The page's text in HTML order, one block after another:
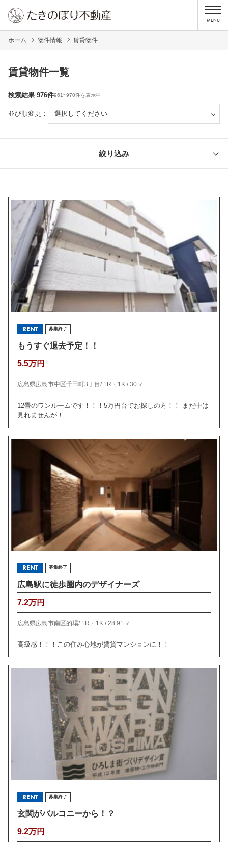
ホーム 物件情報 賃貸物件
賃貸物件一覧
検索結果 976件961~970件を表示中
並び順変更：
絞り込み
RENT 募集終了
もうすぐ退去予定！！
5.5万円
広島県広島市中区千田町3丁目/ 1R・1K /30㎡
12畳のワンルームです！！！5万円台でお探しの方！！ まだ中は
見れませんが！...
RENT 募集終了
広島駅に徒歩圏内のデザイナーズ
7.2万円
広島県広島市南区的場/ 1R・1K / 28.91㎡
高級感！！！この住み心地が賃貸マンションに！！
RENT 募集終了
玄関がバルコニーから！？
9.2万円